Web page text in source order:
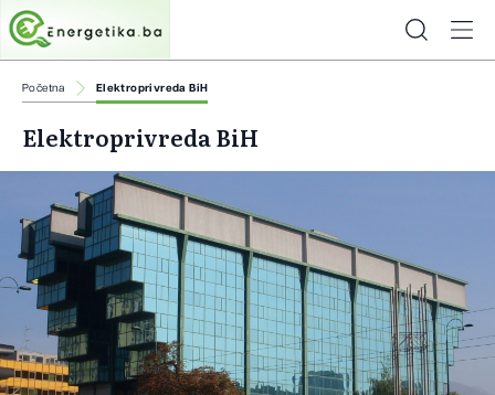
Početna Elektroprivreda BiH
Elektroprivreda BiH